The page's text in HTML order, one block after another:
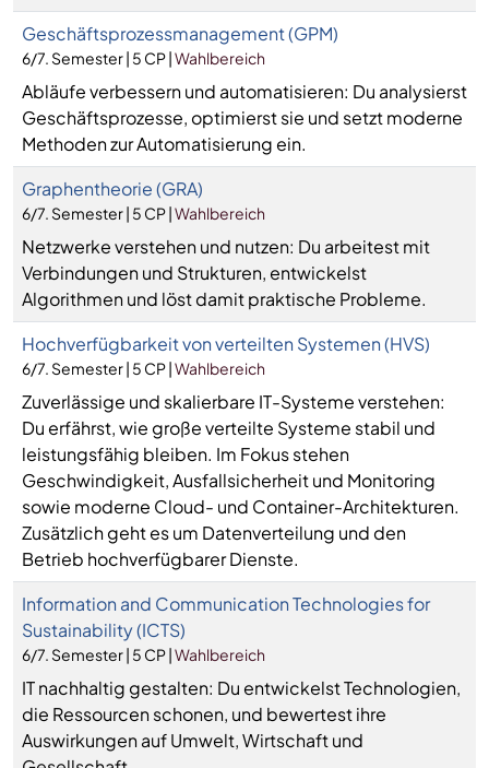
Geschäftsprozessmanagement (GPM)
6/7. Semester | 5 CP |Wahlbereich
Abläufe verbessern und automatisieren: Du analysierst
Geschäftsprozesse, optimierst sie und setzt moderne
Methoden zur Automatisierung ein.
Graphentheorie (GRA)
6/7. Semester | 5 CP |Wahlbereich
Netzwerke verstehen und nutzen: Du arbeitest mit
Verbindungen und Strukturen, entwickelst
Algorithmen und löst damit praktische Probleme.
Hochverfügbarkeit von verteilten Systemen (HVS)
6/7. Semester | 5 CP |Wahlbereich
Zuverlässige und skalierbare IT-Systeme verstehen:
Du erfährst, wie große verteilte Systeme stabil und
leistungsfähig bleiben. Im Fokus stehen
Geschwindigkeit, Ausfallsicherheit und Monitoring
sowie moderne Cloud- und Container-Architekturen.
Zusätzlich geht es um Datenverteilung und den
Betrieb hochverfügbarer Dienste.
Information and Communication Technologies for
Sustainability (ICTS)
6/7. Semester | 5 CP |Wahlbereich
IT nachhaltig gestalten: Du entwickelst Technologien,
die Ressourcen schonen, und bewertest ihre
Auswirkungen auf Umwelt, Wirtschaft und